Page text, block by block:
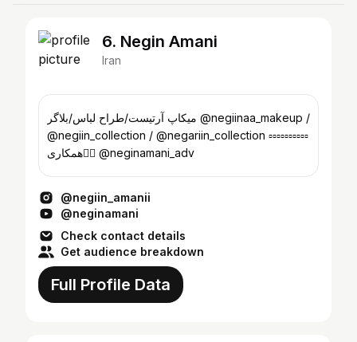
6. Negin Amani
Iran
میکاپ آرتیست/طراح لباس/بلاگر @negiinaa_makeup /
@negiin_collection / @negariin_collection ▫️▫️▫️▫️▫️▫️▫️▫️▫️▫️
همکاری👇🏽 @neginamani_adv
@negiin_amanii
@neginamani
Check contact details
Get audience breakdown
Full Profile Data